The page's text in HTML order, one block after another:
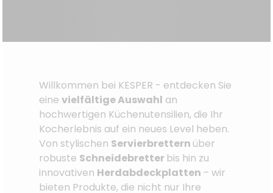
Willkommen bei KESPER - entdecken Sie
eine vielfältige Auswahl an
hochwertigen Küchenutensilien, die Ihr
Kocherlebnis auf ein neues Level heben.
Von stylischen Servierbrettern über
robuste Schneidebretter bis hin zu
innovativen Herdabdeckplatten – wir
bieten Produkte, die nicht nur Ihre